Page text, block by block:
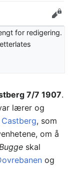
Rediger
for redigering.
7/7 1907.
lærer og
, som
om å
Bugge skal
og